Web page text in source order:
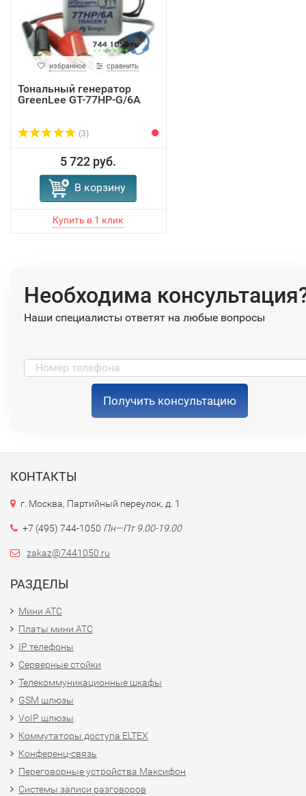
избранное сравнить
Тональный генератор
GreenLee GT-77HP-G/6A
(3)
5 722 руб.
В корзину
Необходима
Наши специалисты ответят на любые вопросы
Получить консультацию
КОНТАКТЫ
г. Москва, Партийный переулок, д. 1
+7 (495) 744-1050 Пн—Пт 9.00-19.00
zakaz@7441050.ru
РАЗДЕЛЫ
Мини АТС
Платы мини АТС
IP телефоны
Серверные стойки
Телекоммуникационные шкафы
GSM шлюзы
VoIP шлюзы
Коммутаторы доступа ELTEX
Конференц-связь
Переговорные устройства Максифон
Системы записи разговоров